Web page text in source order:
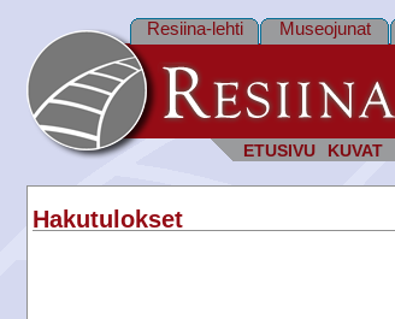
ETUSIVU KUVAT
Resiina-lehti Museojunat
Hakutulokset